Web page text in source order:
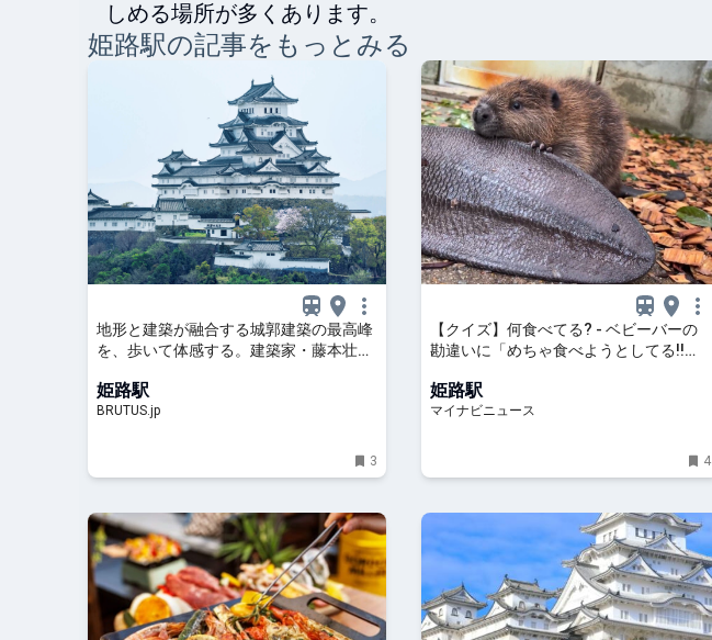
しめる場所が多くあります。
姫路駅の記事をもっとみる
地形と建築が融合する城郭建築の最高峰
を、歩いて体感する。建築家・藤本壮介
BRUTUS.jp
姫路駅
BRUTUS.jp
3
【クイズ】何食べてる? - ベビーバーの
勘違いに「めちゃ食べようとしてる!!
姫路駅
マイナビニュース
4